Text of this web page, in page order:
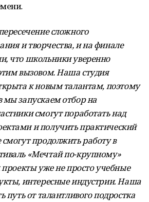
сложного
и творчества, и на финале
что школьники уверенно
вызовом. Наша студия
к новым талантам, поэтому
мы запускаем отбор на
смогут поработать над
и получить практический
продолжить работу в
«Мечтай по-крупному»
проекты уже не просто учебные
интересные индустрии. Наша
путь от талантливого подростка